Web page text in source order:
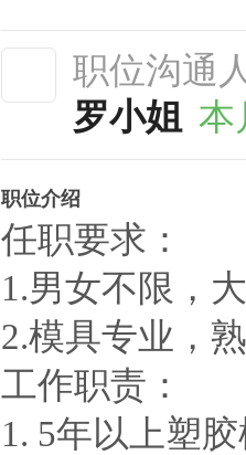
职位沟通
罗小姐 本
职位介绍
任职要求：
1.男女不限，
2.模具专业，
工作职责：
1. 5年以上塑